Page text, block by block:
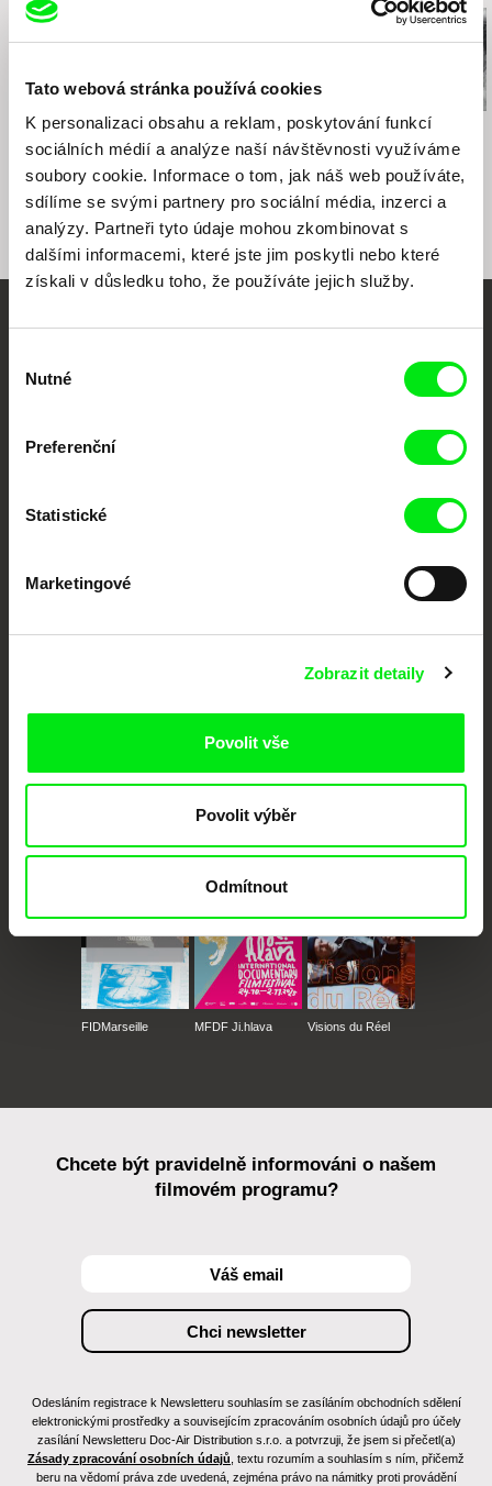
Tato webová stránka používá cookies
K personalizaci obsahu a reklam, poskytování funkcí
sociálních médií a analýze naší návštěvnosti využíváme
soubory cookie. Informace o tom, jak náš web používáte,
sdílíme se svými partnery pro sociální média, inzerci a
analýzy. Partneři tyto údaje mohou zkombinovat s
dalšími informacemi, které jste jim poskytli nebo které
získali v důsledku toho, že používáte jejich služby.
souhlasu
Nutné
Preferenční
Statistické
Marketingové
Zobrazit detaily
Povolit vše
Povolit výběr
Odmítnout
Michael Schmacke
Kde je Ratko?
Urška Djukić
Babiččin sexuální život
Sergei Loznitsa
The Event
Portál DAFilms.cz je výsledkem tvůrčí spolupráce 7 klíčových evropských
Millennium Docs
FIDMarseille MFDF Ji.hlava Visions du Réel
Chcete být pravidelně informováni o našem
filmovém programu?
Odesláním registrace k Newsletteru souhlasím se zasíláním obchodních sdělení
elektronickými prostředky a souvisejícím zpracováním osobních údajů pro účely
zasílání Newsletteru Doc-Air Distribution s.r.o. a potvrzuji, že jsem si přečetl(a)
Zásady zpracování osobních údajů , textu rozumím a souhlasím s ním, přičemž
beru na vědomí práva zde uvedená, zejména právo na námitky proti provádění